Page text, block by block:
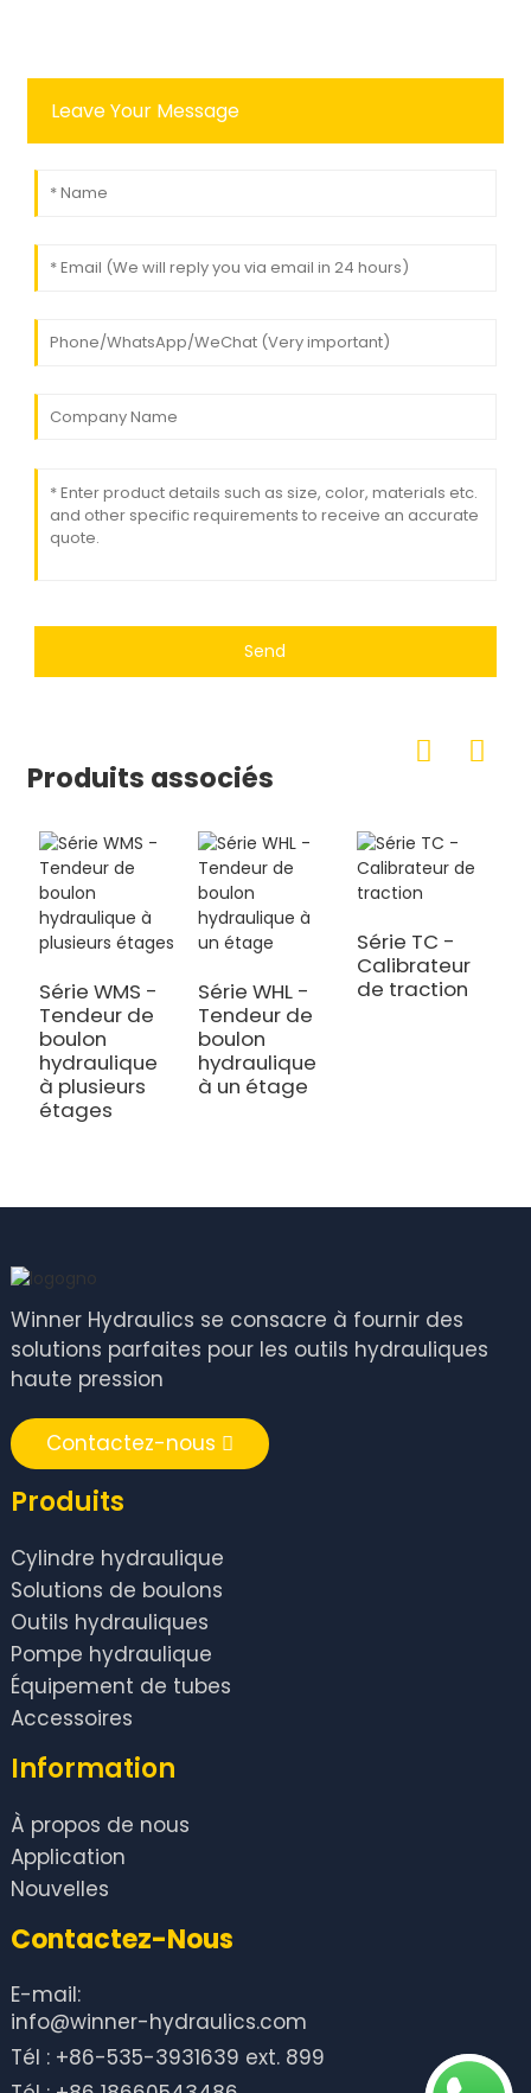
Leave Your Message
Send
Produits associés
Série WMS -
Tendeur de
boulon
hydraulique
à plusieurs
étages
Série WHL -
Tendeur de
boulon
hydraulique
à un étage
Série TC -
Calibrateur
de traction
Winner Hydraulics se consacre à fournir des
solutions parfaites pour les outils hydrauliques
haute pression
Contactez-nous
Produits
Cylindre hydraulique
Solutions de boulons
Outils hydrauliques
Pompe hydraulique
Équipement de tubes
Accessoires
Information
À propos de nous
Application
Nouvelles
Contactez-Nous
E-mail:
info@winner-hydraulics.com
Tél : +86-535-3931639 ext. 899